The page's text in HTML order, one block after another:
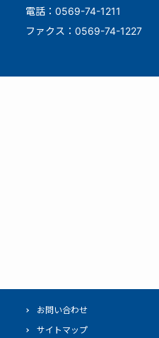
電話：0569-74-1211
ファクス：0569-74-1227
お問い合わせ
サイトマップ